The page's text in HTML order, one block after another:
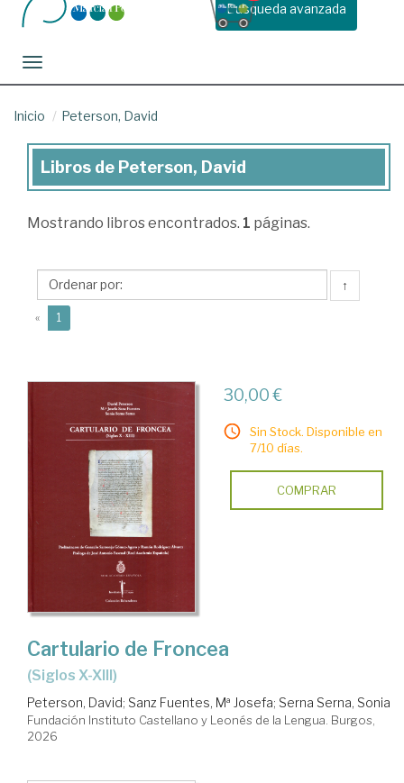
Busqueda avanzada
Toggle navigation
Inicio Peterson, David
Libros
Peterson,
Libros de Peterson, David
Mostrando libros encontrados. 1 páginas.
↑
« 1
30,00 €
Sin Stock. Disponible en
7/10 días.
COMPRAR
Cartulario de Froncea
(siglos X-XIII)
Peterson, David; Sanz Fuentes, Mª Josefa; Serna Serna, Sonia
Fundación Instituto Castellano y Leonés de la Lengua. Burgos,
2026